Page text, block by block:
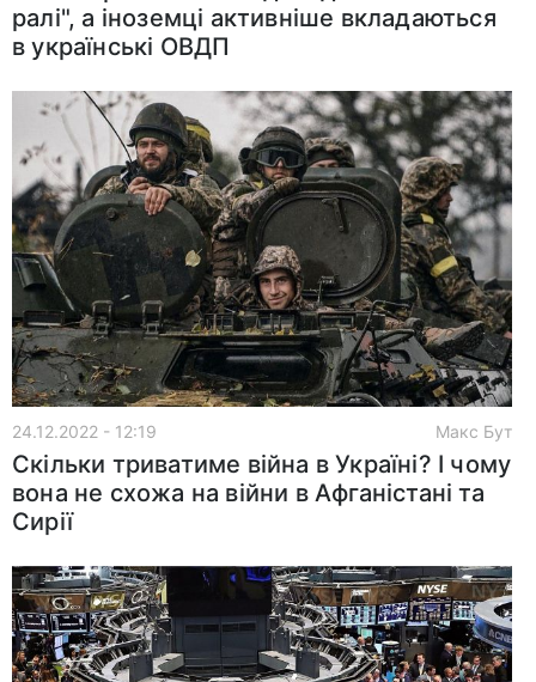
ралі", а іноземці активніше вкладаються
в українські ОВДП
24.12.2022 - 12:19 Макс Бут
Скільки триватиме війна в Україні? І чому
вона не схожа на війни в Афганістані та
Сирії